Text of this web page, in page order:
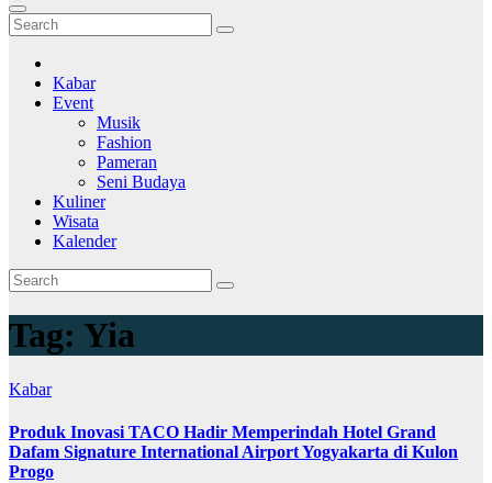
Kabar
Event
Musik
Fashion
Pameran
Seni Budaya
Kuliner
Wisata
Kalender
Tag: Yia
Kabar
Produk Inovasi TACO Hadir Memperindah Hotel Grand
Dafam Signature International Airport Yogyakarta di Kulon
Progo